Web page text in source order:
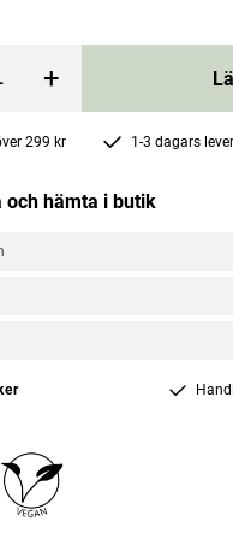
120g
+
299 kr 1-3 dagars
och hämta i butik